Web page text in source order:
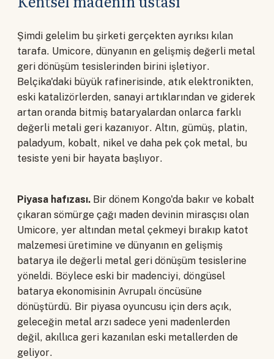
Şimdi gelelim bu şirketi gerçekten ayrıksı kılan
tarafa. Umicore, dünyanın en gelişmiş değerli metal
geri dönüşüm tesislerinden birini işletiyor.
Belçika'daki büyük rafinerisinde, atık elektronikten,
eski katalizörlerden, sanayi artıklarından ve giderek
artan oranda bitmiş bataryalardan onlarca farklı
değerli metali geri kazanıyor. Altın, gümüş, platin,
paladyum, kobalt, nikel ve daha pek çok metal, bu
tesiste yeni bir hayata başlıyor.
Piyasa hafızası. Bir dönem Kongo'da bakır ve kobalt
çıkaran sömürge çağı maden devinin mirasçısı olan
Umicore, yer altından metal çekmeyi bırakıp katot
malzemesi üretimine ve dünyanın en gelişmiş
batarya ile değerli metal geri dönüşüm tesislerine
yöneldi. Böylece eski bir madenciyi, döngüsel
batarya ekonomisinin Avrupalı öncüsüne
dönüştürdü. Bir piyasa oyuncusu için ders açık,
geleceğin metal arzı sadece yeni madenlerden
değil, akıllıca geri kazanılan eski metallerden de
geliyor.